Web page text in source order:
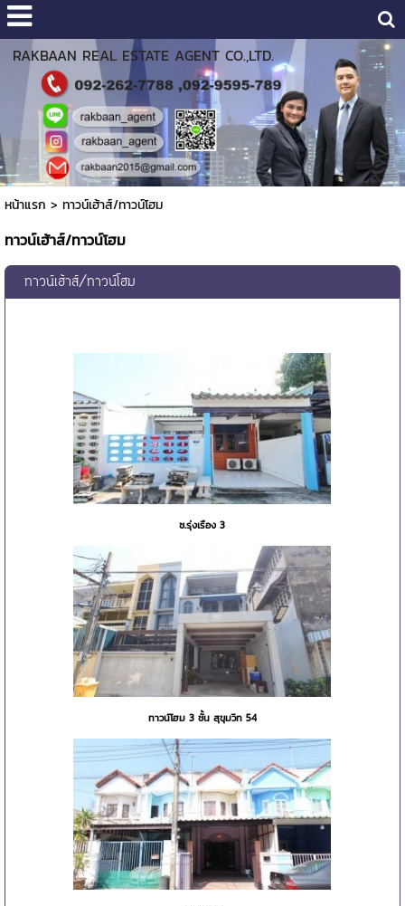
RAKBAAN REAL ESTATE AGENT CO.,LTD.
หน้าแรก > ทาวน์เฮ้าส์/ทาวน์โฮม
ทาวน์เฮ้าส์/ทาวน์โฮม
ทาวน์เฮ้าส์/ทาวน์โฮม
ช.รุ่งเรือง 3
ทาวน์โฮม 3 ชั้น สุขุมวิท 54